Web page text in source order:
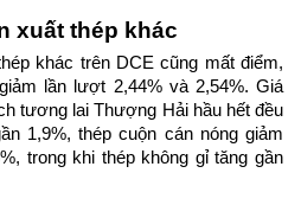
xuất thép khác
khác trên DCE cũng mất điểm,
lần lượt 2,44% và 2,54%. Giá
tương lai Thượng Hải hầu hết đều
1,9%, thép cuộn cán nóng giảm
trong khi thép không gỉ tăng gần